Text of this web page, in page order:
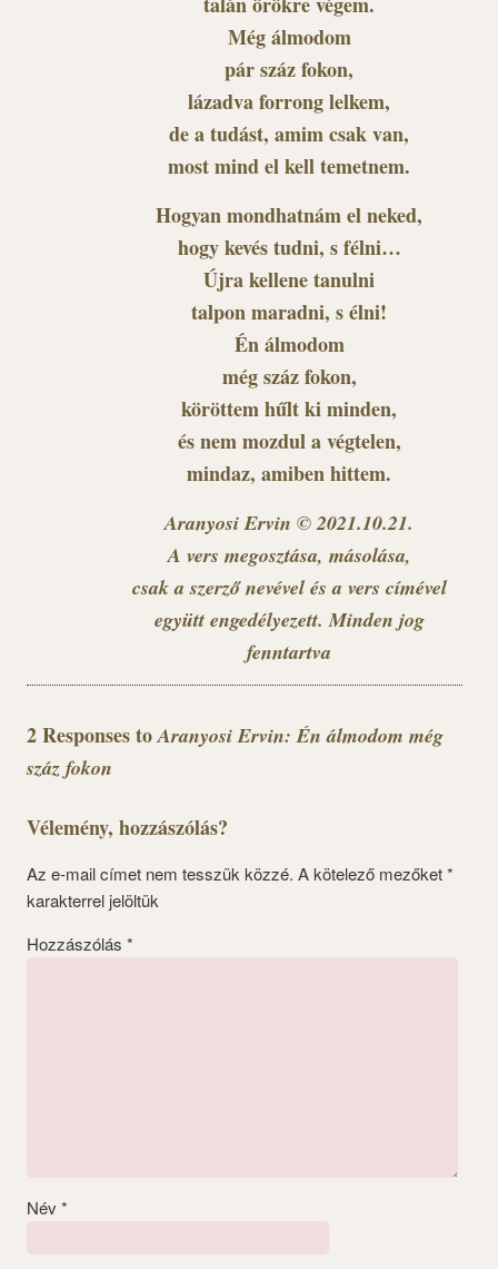
Még álmodom
pár száz fokon,
lázadva forrong lelkem,
de a tudást, amim csak van,
most mind el kell temetnem.
Hogyan mondhatnám el neked,
hogy kevés tudni, s félni…
Újra kellene tanulni
talpon maradni, s élni!
Én álmodom
még száz fokon,
köröttem hűlt ki minden,
és nem mozdul a végtelen,
mindaz, amiben hittem.
Aranyosi Ervin © 2021.10.21.
A vers megosztása, másolása,
csak a szerző nevével és a vers címével
együtt engedélyezett. Minden jog
fenntartva
2 Responses toAranyosi Ervin: Én álmodom még
száz fokon
Vélemény, hozzászólás?
Az e-mail címet nem tesszük közzé. A kötelező mezőket*
karakterrel jelöltük
Hozzászólás *
Név *